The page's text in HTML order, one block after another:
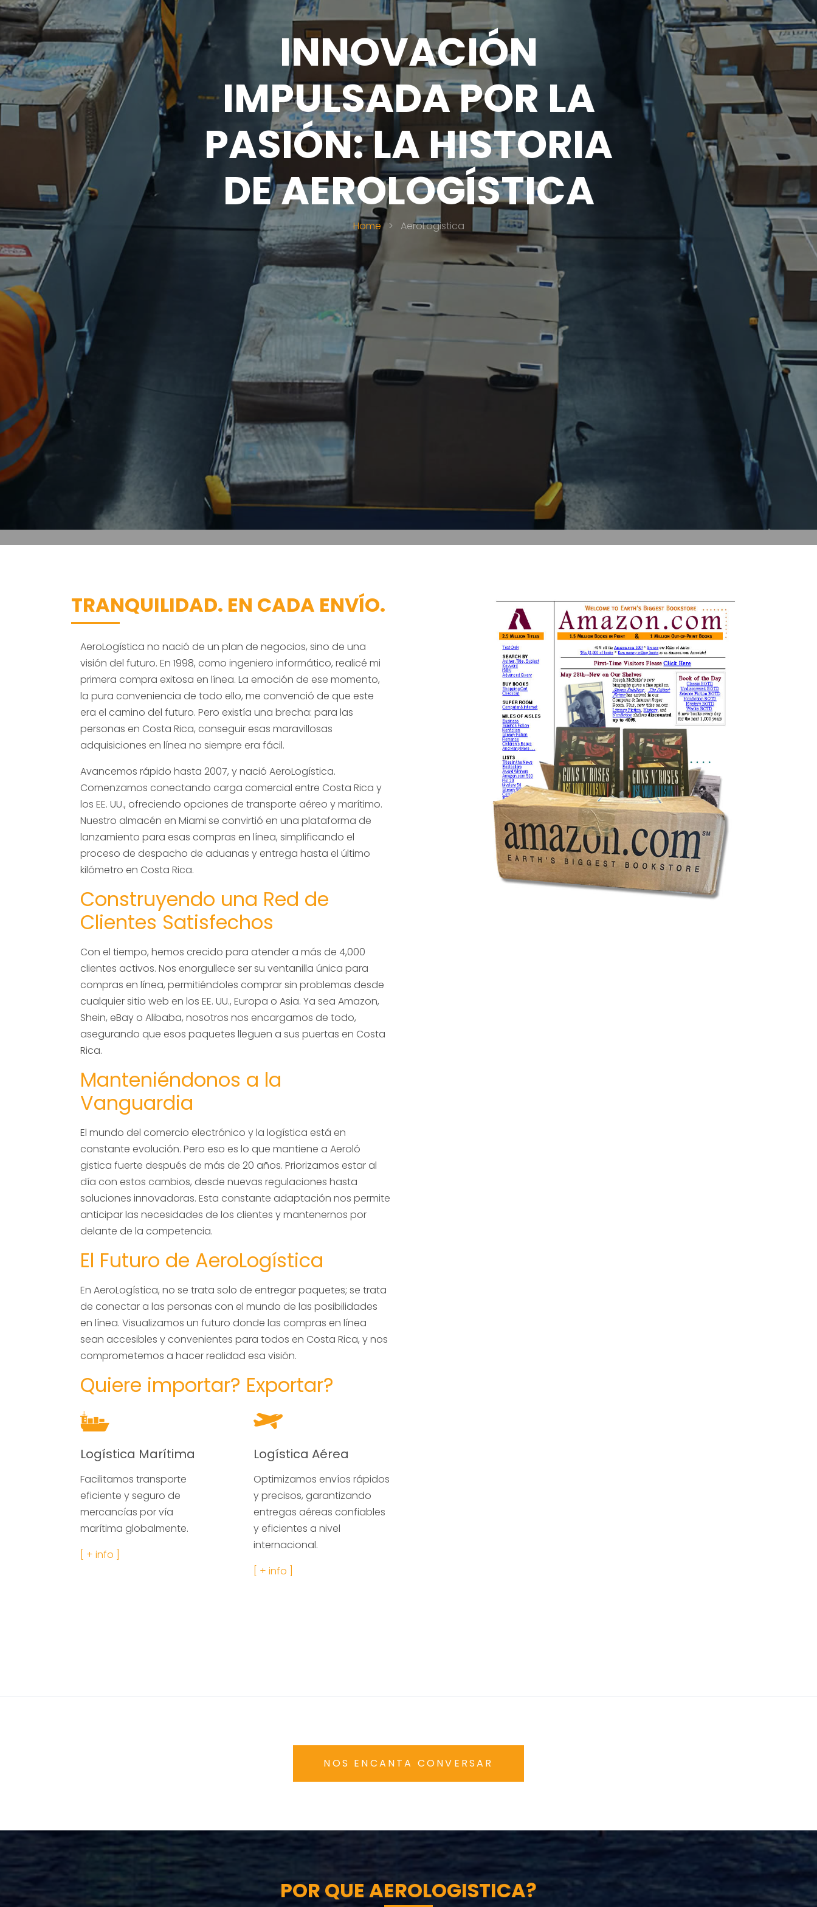
INNOVACIÓN
IMPULSADA POR LA
PASIÓN: LA HISTORIA
DE AEROLOGÍSTICA
Home > AeroLogistica
TRANQUILIDAD. EN CADA ENVÍO.
AeroLogística no nació de un plan de negocios, sino de una
visión del futuro. En 1998, como ingeniero informático, realicé mi
primera compra exitosa en línea. La emoción de ese momento,
la pura conveniencia de todo ello, me convenció de que este
era el camino del futuro. Pero existía una brecha: para las
personas en Costa Rica, conseguir esas maravillosas
adquisiciones en línea no siempre era fácil.
Avancemos rápido hasta 2007, y nació AeroLogística.
Comenzamos conectando carga comercial entre Costa Rica y
los EE. UU., ofreciendo opciones de transporte aéreo y marítimo.
Nuestro almacén en Miami se convirtió en una plataforma de
lanzamiento para esas compras en línea, simplificando el
proceso de despacho de aduanas y entrega hasta el último
kilómetro en Costa Rica.
Construyendo una Red de
Clientes Satisfechos
Con el tiempo, hemos crecido para atender a más de 4,000
clientes activos. Nos enorgullece ser su ventanilla única para
compras en línea, permitiéndoles comprar sin problemas desde
cualquier sitio web en los EE. UU., Europa o Asia. Ya sea Amazon,
Shein, eBay o Alibaba, nosotros nos encargamos de todo,
asegurando que esos paquetes lleguen a sus puertas en Costa
Rica.
Manteniéndonos a la
Vanguardia
El mundo del comercio electrónico y la logística está en
constante evolución. Pero eso es lo que mantiene a Aeroló
gistica fuerte después de más de 20 años. Priorizamos estar al
día con estos cambios, desde nuevas regulaciones hasta
soluciones innovadoras. Esta constante adaptación nos permite
anticipar las necesidades de los clientes y mantenernos por
delante de la competencia.
El Futuro de AeroLogística
En AeroLogística, no se trata solo de entregar paquetes; se trata
de conectar a las personas con el mundo de las posibilidades
en línea. Visualizamos un futuro donde las compras en línea
sean accesibles y convenientes para todos en Costa Rica, y nos
comprometemos a hacer realidad esa visión.
Quiere importar? Exportar?
Logística Marítima
Facilitamos transporte
eficiente y seguro de
mercancías por vía
marítima globalmente.
[ + info ]
Logística Aérea
Optimizamos envíos rápidos
y precisos, garantizando
entregas aéreas confiables
y eficientes a nivel
internacional.
[ + info ]
NOS ENCANTA CONVERSAR
POR QUE AEROLOGISTICA?